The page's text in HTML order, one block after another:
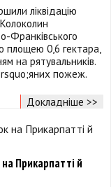
ліквідацію
Франківського
площею 0,6 гектара,
на рятувальників.
пожеж.
Докладніше >>
Прикарпатті й